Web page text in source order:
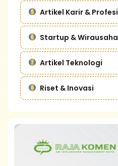
Artikel Karir & Profesi
Startup & Wirausaha
Artikel Teknologi
Riset & Inovasi